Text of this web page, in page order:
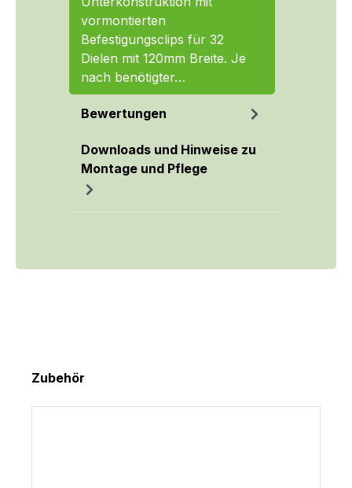
vormontierten
Befestigungsclips für 32
Dielen mit 120mm Breite. Je
nach benötigter…
Bewertungen
Downloads und Hinweise zu
Montage und Pflege
Produktgalerie überspringen
Zubehör